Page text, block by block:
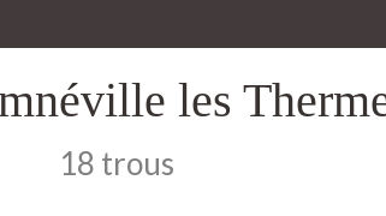
les
18 trous